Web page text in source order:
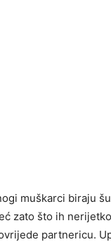
muškarci biraju
zato što ih
partnericu.